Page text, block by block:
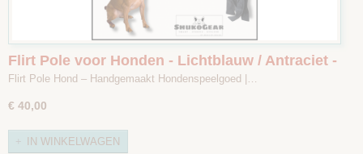
Flirt Pole voor Honden - Lichtblauw / Antraciet -
Maat 2
Flirt Pole Hond – Handgemaakt Hondenspeelgoed |…
€ 40,00
IN WINKELWAGEN